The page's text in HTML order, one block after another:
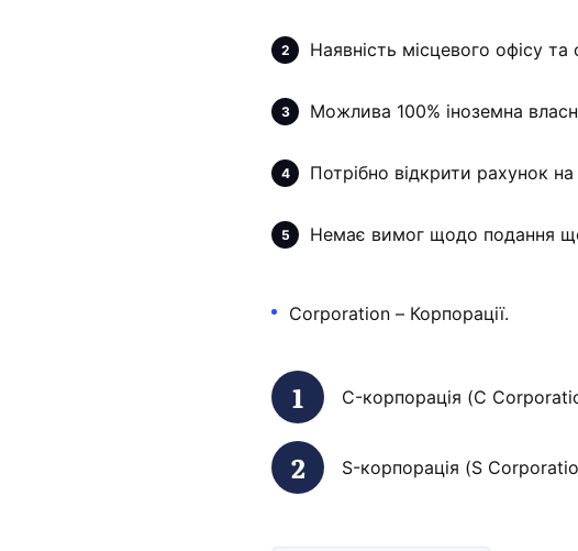
Наявність місцевого офісу
Можлива 100% іноземна
Потрібно відкрити рахунок
Немає вимог щодо подання
Corporation – Корпорації.
C-корпорація (C
S-корпорація (S